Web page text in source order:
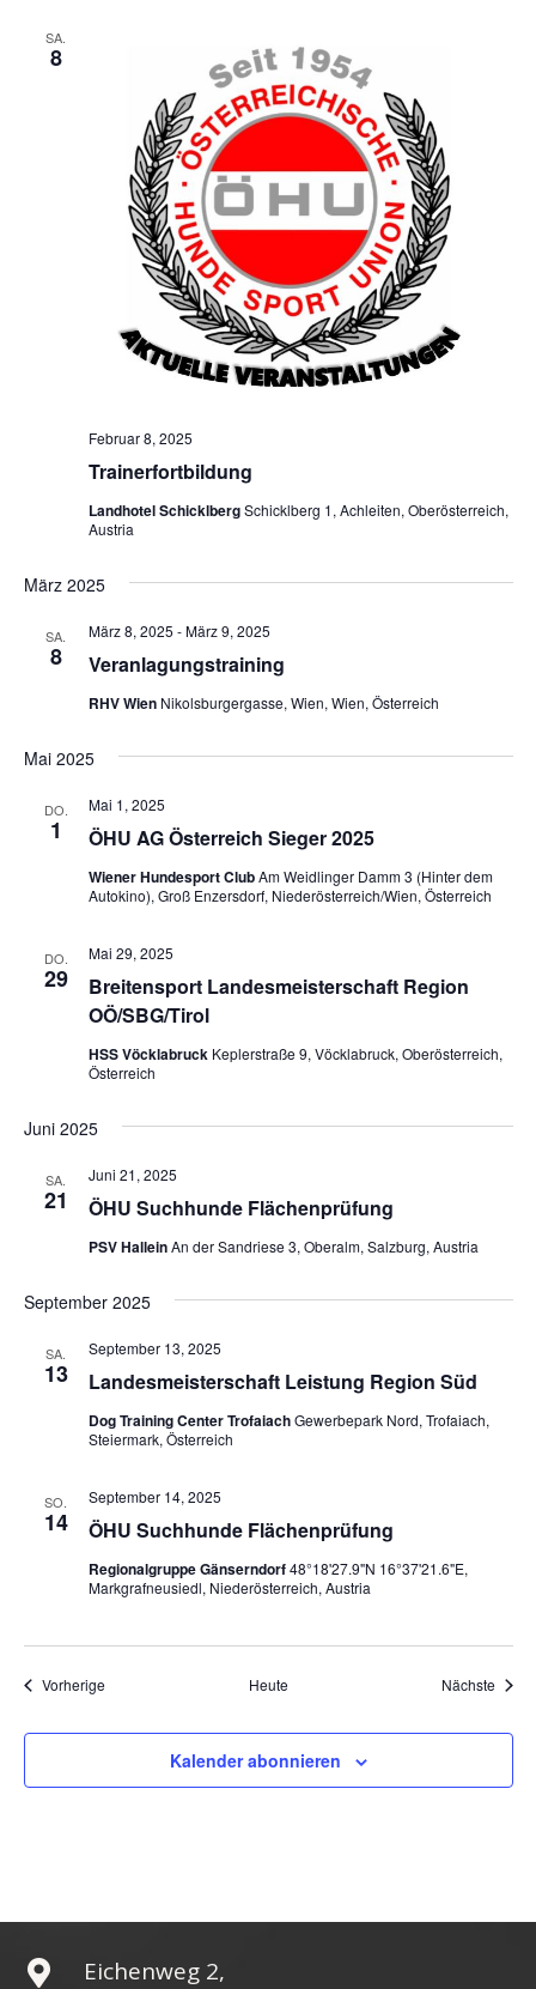
SA.
8
Trainerfortbildung
Februar 8, 2025
Landhotel SchicklbergSchicklberg 1, Achleiten, Oberösterreich,
Austria
März 2025
SA.
8 Veranlagungstraining
März 8, 2025 -März 9, 2025
RHV Wien Nikolsburgergasse, Wien, Wien, Österreich
Mai 2025
DO.
1 ÖHU AG Österreich Sieger 2025
Mai 1, 2025
Wiener Hundesport ClubAm Weidlinger Damm 3 (Hinter dem
Autokino), Groß Enzersdorf, Niederösterreich/Wien, Österreich
DO.
29
Breitensport Landesmeisterschaft Region
OÖ/SBG/Tirol
Mai 29, 2025
HSS Vöcklabruck Keplerstraße 9, Vöcklabruck, Oberösterreich,
Österreich
Juni 2025
SA.
21 ÖHU Suchhunde Flächenprüfung
Juni 21, 2025
PSV HalleinAn der Sandriese 3, Oberalm, Salzburg, Austria
September 2025
SA.
13 Landesmeisterschaft Leistung Region Süd
September 13, 2025
Dog Training Center TrofaiachGewerbepark Nord, Trofaiach,
Steiermark, Österreich
SO.
14 ÖHU Suchhunde Flächenprüfung
September 14, 2025
Regionalgruppe Gänserndorf48°18'27.9"N 16°37'21.6"E,
Markgrafneusiedl, Niederösterreich, Austria
VorherigeVeranstaltungen Heute Nächste
Kalender abonnieren

Eichenweg 2,